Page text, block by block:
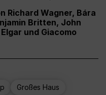
Richard Wagner, Bára
Britten, John
und Giacomo
Großes Haus